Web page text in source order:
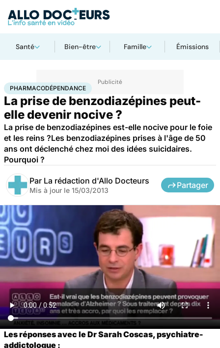
Santé Bien-être Famille Émissions
AccueilSantéPharmacodépendance
PHARMACODÉPENDANCE
La prise de benzodiazépines peut-
elle devenir nocive ?
La prise de benzodiazépines est-elle nocive pour le foie
et les reins ?Les benzodiazépines prises à l'âge de 50
ans ont déclenché chez moi des idées suicidaires.
Pourquoi ?
Par La rédaction d'Allo Docteurs
Mis à jour le 15/03/2013
Partager
Les réponses avec le Dr Sarah Coscas, psychiatre-
addictologue :